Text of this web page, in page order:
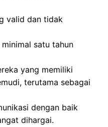
valid dan tidak
satu tahun
yang memiliki
terutama sebagai
dengan baik
dihargai.